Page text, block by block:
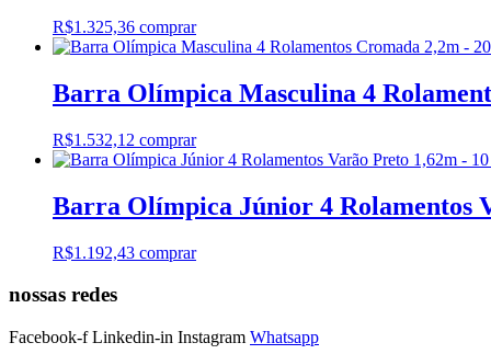
R$1.325,36 comprar
Barra Olímpica Masculina 4
R$1.532,12 comprar
Barra Olímpica Júnior 4 Rolamentos
R$1.192,43 comprar
nossas redes
Facebook-f Linkedin-in Instagram Whatsapp